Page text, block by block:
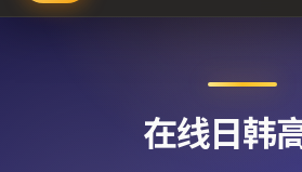
在线日韩